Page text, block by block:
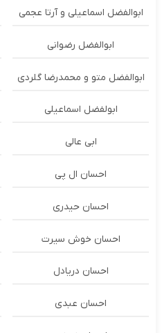
ابوالفضل اسماعیلی و آرتا عجمی
ابوالفضل رضوانی
ابوالفضل متو و محمدرضا گلردی
ابولفضل اسماعیلی
ابی عالی
احسان ال پی
احسان حیدری
احسان خوش سیرت
احسان دریادل
احسان عبدی